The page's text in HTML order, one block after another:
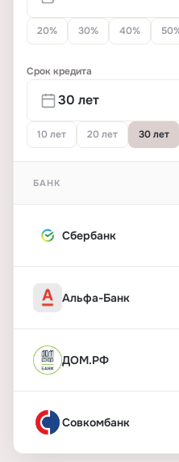
20% 30% 40%
Срок кредита
10 лет 20 лет 30 лет
БАНК
Сбербанк
Альфа-Банк
ДОМ.РФ
Совкомбанк